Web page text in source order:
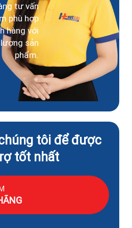
tư vấn
phù hợp
hàng với
sản
phẩm.
tôi để được
tốt nhất